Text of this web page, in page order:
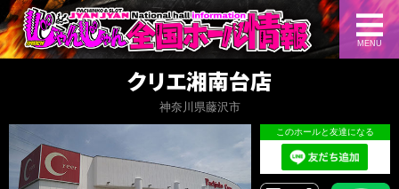
MENU
クリエ湘南台店
神奈川県藤沢市
このホールと友達になる